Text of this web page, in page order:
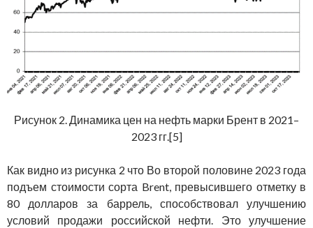
Рисунок 2. Динамика цен на нефть марки Брент в 2021–
2023 гг.[5]
Как видно из рисунка 2 что Во второй половине 2023 года
подъем стоимости сорта Brent, превысившего отметку в
80 долларов за баррель, способствовал улучшению
условий продажи российской нефти. Это улучшение